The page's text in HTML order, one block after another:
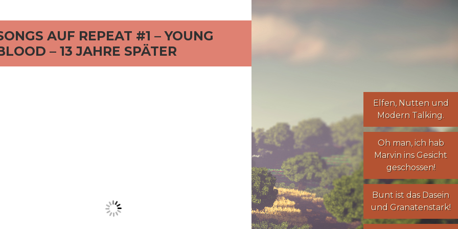
Elfen, Nuttenund
Modern Talking.
Oh man, ich hab
Marvin ins Gesicht
geschossen!
Bunt ist das Dasein
und Granatenstark!
AUF REPEAT #1 – YOUNG
– 13 JAHRE SPÄTER